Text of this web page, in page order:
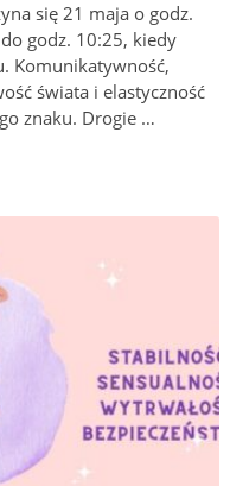
się 21 maja o godz.
godz. 10:25, kiedy
Komunikatywność,
świata i elastyczność
znaku. Drogie …